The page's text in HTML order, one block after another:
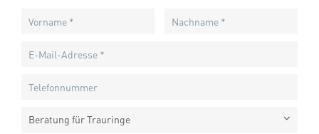
Beratung für Trauringe